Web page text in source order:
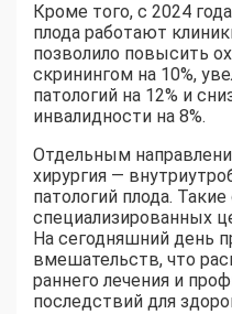
Кроме того, с 2024
плода работают
позволило повысить
скринингом на 10%,
патологий на 12% и
инвалидности на 8%.
Отдельным
хирургия —
патологий плода.
специализированных
На сегодняшний день
вмешательств, что
раннего лечения и
последствий для